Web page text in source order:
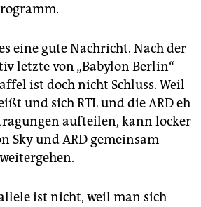
eine gute Nachricht. Nach der
letzte von „Babylon Berlin“
ist doch nicht Schluss. Weil
und sich RTL und die ARD eh
aufteilen, kann locker
Sky und ARD gemeinsam
ist nicht, weil man sich